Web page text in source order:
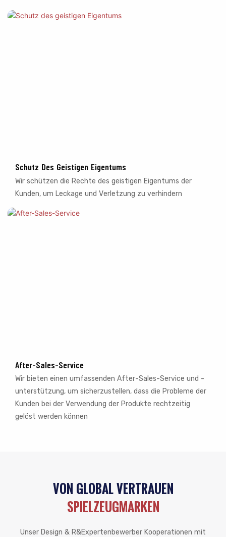
Schutz Des Geistigen Eigentums
Wir schützen die Rechte des geistigen Eigentums der
Kunden, um Leckage und Verletzung zu verhindern
After-Sales-Service
Wir bieten einen umfassenden After-Sales-Service und -
unterstützung, um sicherzustellen, dass die Probleme der
Kunden bei der Verwendung der Produkte rechtzeitig
gelöst werden können
VON GLOBAL VERTRAUEN
SPIELZEUGMARKEN
Unser Design & R&Expertenbewerber Kooperationen mit